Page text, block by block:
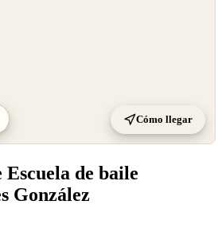
Cómo llegar
Escuela de baile
González